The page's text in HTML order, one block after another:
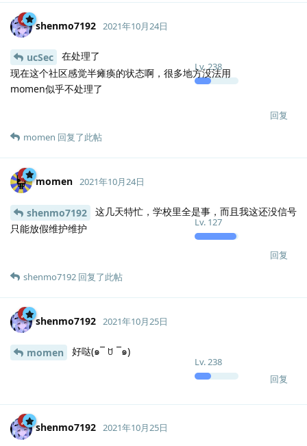
shenmo7192
Lv.238
2021年10月24日
ucSec
在处理了
现在这个社区感觉半瘫痪的状态啊，很多地方没法用
momen似乎不处理了
回复
momen 回复了此帖
momen
Lv. 127
2021年10月24日
shenmo7192
这几天特忙，学校里全是事，而且我这还没信号
只能放假维护维护
回复
shenmo7192 回复了此帖
shenmo7192
Lv.238
2021年10月25日
momen 好哒(๑‾ ꇴ ‾๑)
回复
shenmo7192 2021年10月25日